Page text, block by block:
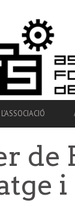
L’ASSOCIACIÓ
de